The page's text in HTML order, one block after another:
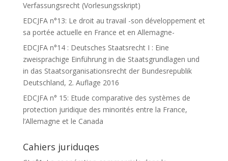
Verfassungsrecht (Vorlesungsskript)
EDCJFA n°13: Le droit au travail -son développement et
sa portée actuelle en France et en Allemagne-
EDCJFA n°14 : Deutsches Staatsrecht I : Eine
zweisprachige Einführung in die Staatsgrundlagen und
in das Staatsorganisationsrecht der Bundesrepublik
Deutschland, 2. Auflage 2016
EDCJFA n° 15: Etude comparative des systèmes de
protection juridique des minorités entre la France,
l’Allemagne et le Canada
Cahiers juriduqes